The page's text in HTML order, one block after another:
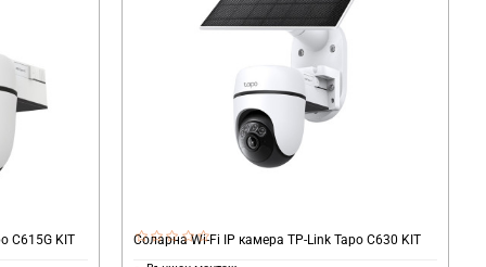
C615G KIT Соларна Wi-Fi IP камера TP-Link Tapo C630 KIT